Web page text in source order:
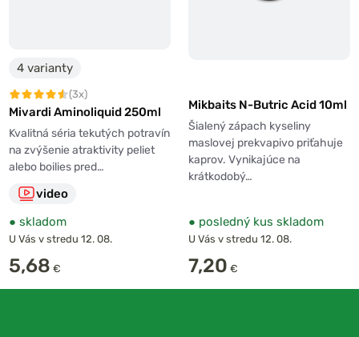
4 varianty
(3x)
Mivardi Aminoliquid 250ml
Kvalitná séria tekutých potravín
na zvýšenie atraktivity peliet
alebo boilies pred…
video
● skladom
U Vás v stredu 12. 08.
5,68 €
Mikbaits N-Butric Acid 10ml
Šialený zápach kyseliny
maslovej prekvapivo priťahuje
kaprov. Vynikajúce na
krátkodobý…
● posledný kus skladom
U Vás v stredu 12. 08.
7,20 €